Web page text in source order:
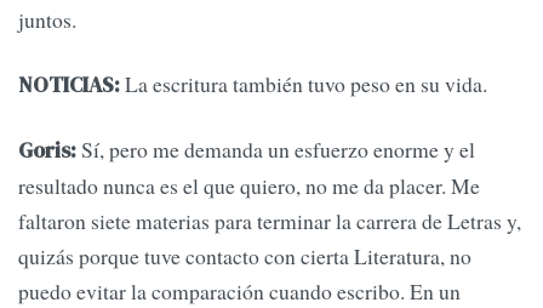
juntos.
NOTICIAS:La escritura también tuvo peso en su vida.
Goris:Sí, pero me demanda un esfuerzo enorme y el
resultado nunca es el que quiero, no me da placer. Me
faltaron siete materias para terminar la carrera de Letras y,
quizás porque tuve contacto con cierta Literatura, no
puedo evitar la comparación cuando escribo. En un